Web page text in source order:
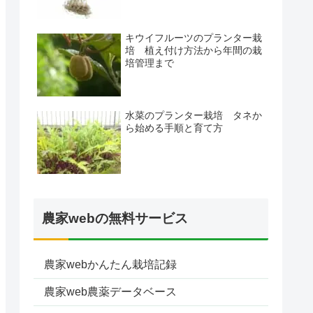
キウイフルーツのプランター栽
培 植え付け方法から年間の栽
培管理まで
水菜のプランター栽培 タネか
ら始める手順と育て方
農家webの無料サービス
農家webかんたん栽培記録
農家web農薬データベース